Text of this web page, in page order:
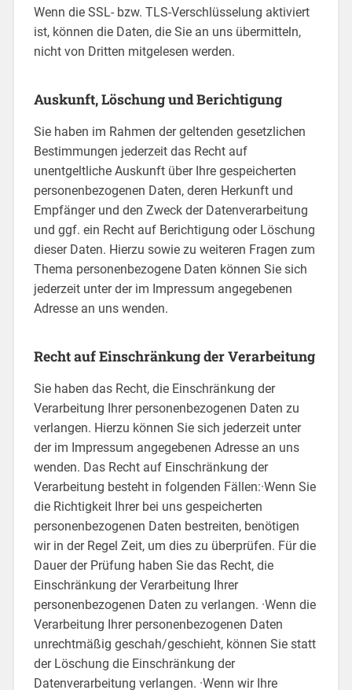
Wenn die SSL- bzw. TLS-Verschlüsselung aktiviert
ist, können die Daten, die Sie an uns übermitteln,
nicht von Dritten mitgelesen werden.
Auskunft, Löschung und Berichtigung
Sie haben im Rahmen der geltenden gesetzlichen
Bestimmungen jederzeit das Recht auf
unentgeltliche Auskunft über Ihre gespeicherten
personenbezogenen Daten, deren Herkunft und
Empfänger und den Zweck der Datenverarbeitung
und ggf. ein Recht auf Berichtigung oder Löschung
dieser Daten. Hierzu sowie zu weiteren Fragen zum
Thema personenbezogene Daten können Sie sich
jederzeit unter der im Impressum angegebenen
Adresse an uns wenden.
Recht auf Einschränkung der Verarbeitung
Sie haben das Recht, die Einschränkung der
Verarbeitung Ihrer personenbezogenen Daten zu
verlangen. Hierzu können Sie sich jederzeit unter
der im Impressum angegebenen Adresse an uns
wenden. Das Recht auf Einschränkung der
Verarbeitung besteht in folgenden Fällen:·Wenn Sie
die Richtigkeit Ihrer bei uns gespeicherten
personenbezogenen Daten bestreiten, benötigen
wir in der Regel Zeit, um dies zu überprüfen. Für die
Dauer der Prüfung haben Sie das Recht, die
Einschränkung der Verarbeitung Ihrer
personenbezogenen Daten zu verlangen. ·Wenn die
Verarbeitung Ihrer personenbezogenen Daten
unrechtmäßig geschah/geschieht, können Sie statt
der Löschung die Einschränkung der
Datenverarbeitung verlangen. ·Wenn wir Ihre